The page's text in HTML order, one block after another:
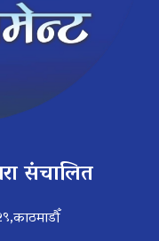
संचालित